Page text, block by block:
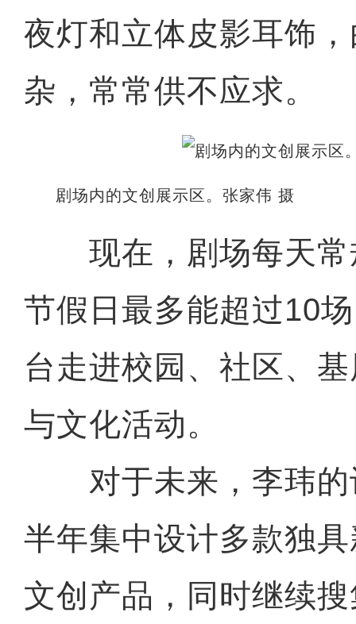
夜灯和立体皮影耳饰
杂，常常供不应求。
剧场内的文创展示区。张家伟 摄
现在，剧场每天常
节假日最多能超过10
台走进校园、社区、
与文化活动。
对于未来，李玮的
半年集中设计多款独
文创产品，同时继续